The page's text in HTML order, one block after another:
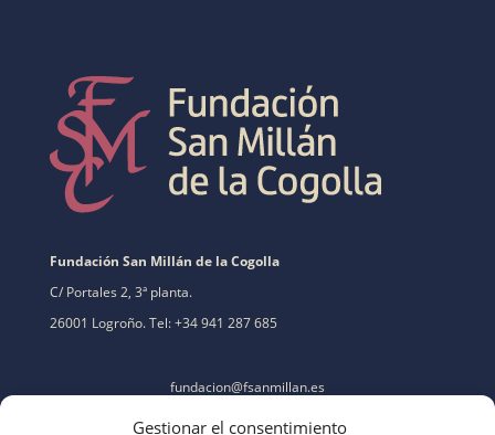
Gestionar el consentimiento
Fundación San Millán de la Cogolla
C/ Portales 2, 3ª planta.
26001 Logroño. Tel: +34 941 287 685
fundacion@fsanmillan.es